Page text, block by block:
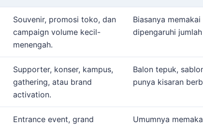
Souvenir, promosi toko, dan
campaign volume kecil-
menengah.
Biasanya
dipengaruhi
Supporter, konser, kampus,
gathering, atau brand
activation.
Balon tepuk,
punya kisaran
Entrance event, grand
Umumnya